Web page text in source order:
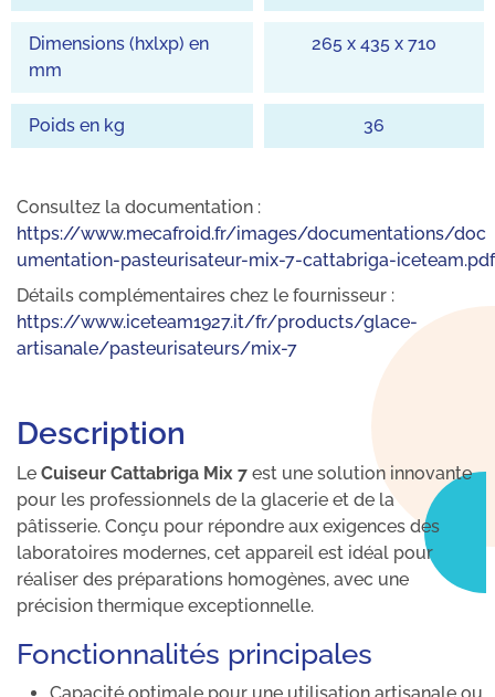
Dimensions (hxlxp) en
mm
265 x 435 x 710
Poids en kg 36
Consultez la documentation :
https://www.mecafroid.fr/images/documentations/doc
umentation-pasteurisateur-mix-7-cattabriga-iceteam.pdf
Détails complémentaires chez le fournisseur :
https://www.iceteam1927.it/fr/products/glace-
artisanale/pasteurisateurs/mix-7
Description
Le Cuiseur Cattabriga Mix 7 est une solution innovante
pour les professionnels de la glacerie et de la
pâtisserie. Conçu pour répondre aux exigences des
laboratoires modernes, cet appareil est idéal pour
réaliser des préparations homogènes, avec une
précision thermique exceptionnelle.
Fonctionnalités principales